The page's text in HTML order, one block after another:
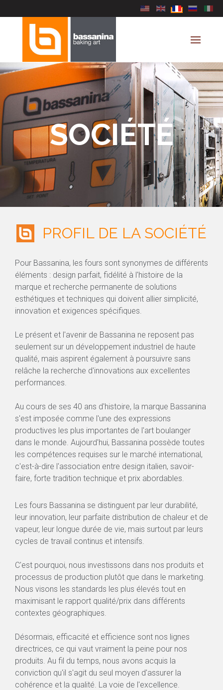
Sélectionnez votre
SOCIÉTÉ
PROFIL DE LA SOCIÉTÉ
Pour Bassanina, les fours sont synonymes de différents
éléments : design parfait, fidélité à l'histoire de la
marque et recherche permanente de solutions
esthétiques et techniques qui doivent allier simplicité,
innovation et exigences spécifiques.
Le présent et l'avenir de Bassanina ne reposent pas
seulement sur un développement industriel de haute
qualité, mais aspirent également à poursuivre sans
relâche la recherche d'innovations aux excellentes
performances.
Au cours de ses 40 ans d'histoire, la marque Bassanina
s'est imposée comme l'une des expressions
productives les plus importantes de l'art boulanger
dans le monde. Aujourd'hui, Bassanina possède toutes
les compétences requises sur le marché international,
c'est-à-dire l'association entre design italien, savoir-
faire, forte tradition technique et prix abordables.
Les fours Bassanina se distinguent par leur durabilité,
leur innovation, leur parfaite distribution de chaleur et de
vapeur, leur longue durée de vie, mais surtout par leurs
cycles de travail continus et intensifs.
C'est pourquoi, nous investissons dans nos produits et
processus de production plutôt que dans le marketing.
Nous visons les standards les plus élevés tout en
maximisant le rapport qualité/prix dans différents
contextes géographiques.
Désormais, efficacité et efficience sont nos lignes
directrices, ce qui vaut vraiment la peine pour nos
produits. Au fil du temps, nous avons acquis la
conviction qu'il s'agit du seul moyen d'assurer la
cohérence et la qualité. La voie de l'excellence.